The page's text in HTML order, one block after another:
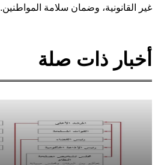
غير القانونية، وضمان سلامة المواطنين.
أخبار ذات صلة